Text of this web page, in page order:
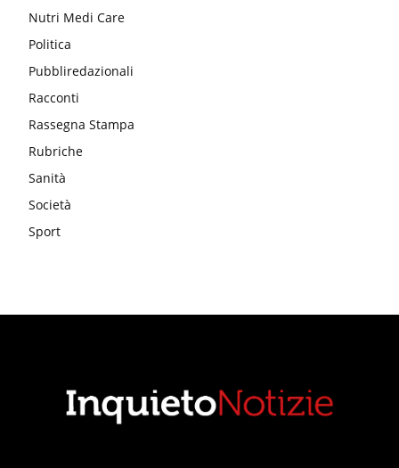
Nutri Medi Care
Politica
Pubbliredazionali
Racconti
Rassegna Stampa
Rubriche
Sanità
Società
Sport